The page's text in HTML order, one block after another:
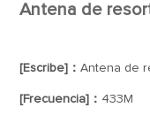
Antena de
[Escribe]：Antena de
[Frecuencia]： 433M